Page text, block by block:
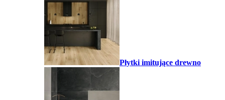
Płytki imitujące drewno